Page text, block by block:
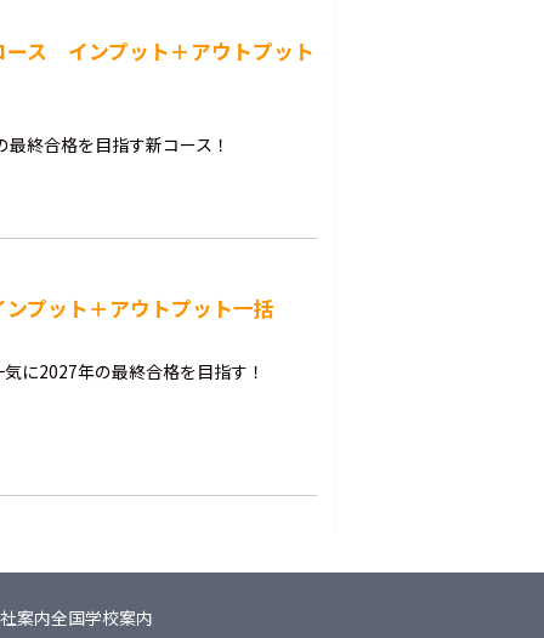
ース インプット＋アウトプット
終合格を目指す新コース！
プット＋アウトプット一括
に2027年の最終合格を目指す！
案内全国学校案内